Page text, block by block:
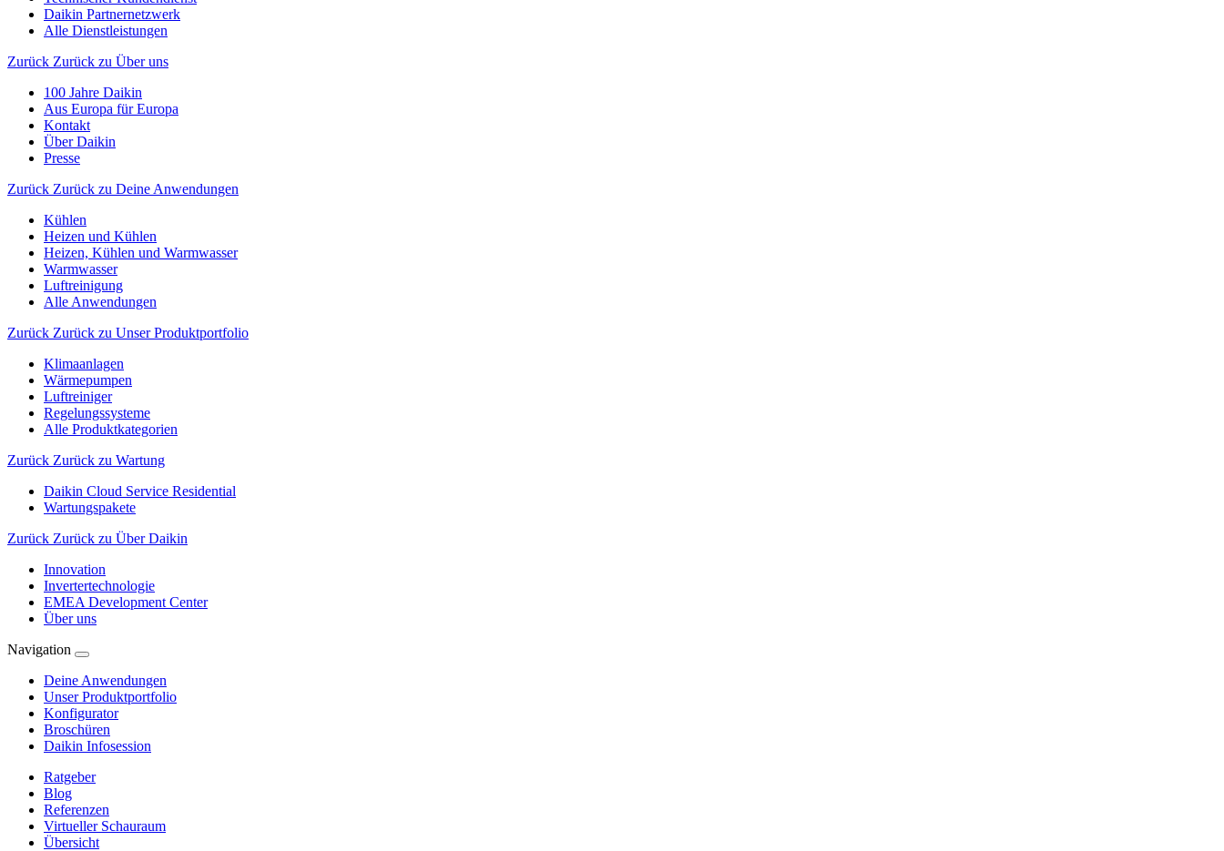
Daikin Partnernetzwerk
Alle Dienstleistungen
Zurück Zurück zu Über uns
100 Jahre Daikin
Aus Europa für Europa
Kontakt
Über Daikin
Presse
Zurück Zurück zu Deine Anwendungen
Kühlen
Heizen und Kühlen
Heizen, Kühlen und Warmwasser
Warmwasser
Luftreinigung
Alle Anwendungen
Zurück Zurück zu Unser Produktportfolio
Klimaanlagen
Wärmepumpen
Luftreiniger
Regelungssysteme
Alle Produktkategorien
Zurück Zurück zu Wartung
Daikin Cloud Service Residential
Wartungspakete
Zurück Zurück zu Über Daikin
Innovation
Invertertechnologie
EMEA Development Center
Über uns
Navigation
Deine Anwendungen
Unser Produktportfolio
Konfigurator
Broschüren
Daikin Infosession
Ratgeber
Blog
Referenzen
Virtueller Schauraum
Übersicht